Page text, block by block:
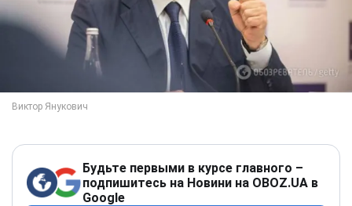
Будьте первыми в курсе главного –
подпишитесь на Новини на OBOZ.UA в
Google